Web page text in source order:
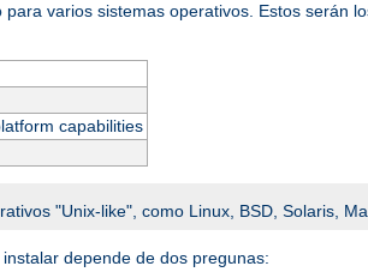
varios sistemas operativos. Estos serán
capabilities
"Unix-like", como Linux, BSD, Solaris,
depende de dos pregunas: